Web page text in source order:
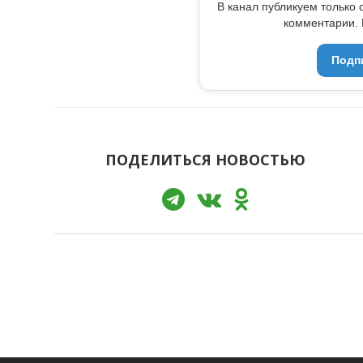
В канал публикуем
комментарии.
ПОДЕЛИТЬСЯ НОВОСТЬЮ